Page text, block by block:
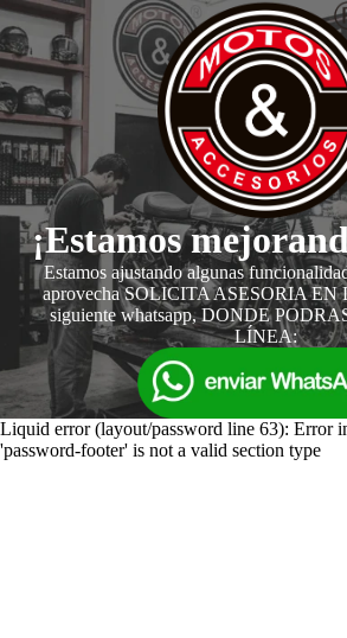
¡Estamos
Estamos ajustando algunas
aprovecha SOLICITA ASESORIA EN
siguiente whatsapp, DONDE
LÍNEA:
Liquid error (layout/password line 63): Error
'password-footer' is not a valid section type